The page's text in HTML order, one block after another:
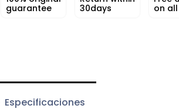
guarantee
30days
on
Especificaciones